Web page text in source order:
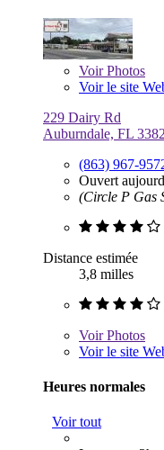
VoirPhotos
Voir le site
229 Dairy Rd
Auburndale, FL
(863) 967-
Ouvert
(Circle P Gas
Distance estimée
3,8 milles
VoirPhotos
Voir le site
Heures normales
Voir tout